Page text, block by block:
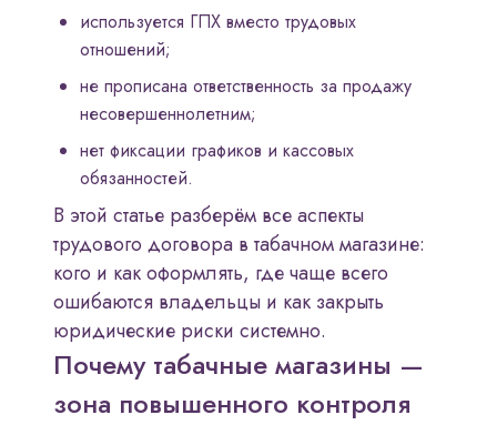
используется ГПХ вместо трудовых
отношений;
не прописана ответственность за продажу
несовершеннолетним;
нет фиксации графиков и кассовых
обязанностей.
В этой статье разберём все аспекты
трудового договора в табачном магазине:
кого и как оформлять, где чаще всего
ошибаются владельцы и как закрыть
юридические риски системно.
Почему табачные магазины —
зона повышенного контроля